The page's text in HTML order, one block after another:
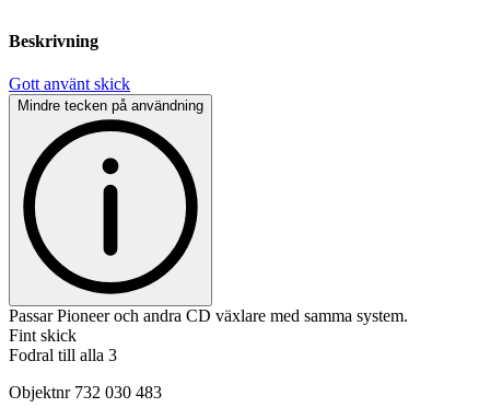
Beskrivning
Gott använt skick
Mindre tecken på användning
Passar Pioneer och andra CD växlare med samma system.
Fint skick
Fodral till alla 3
Objektnr 732 030 483